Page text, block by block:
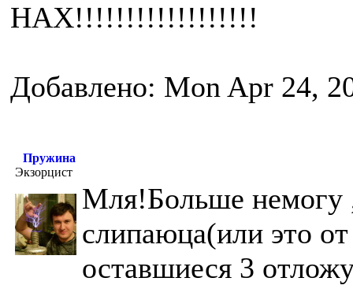
НАХ!!!!!!!!!!!!!!!!!!
Добавлено: Mon Apr 24,
Пружина
Экзорцист
Мля!Больше немогу
слипаюца(или это
оставшиеся 3